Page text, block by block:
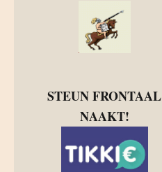
STEUN FRONTAAL
NAAKT!